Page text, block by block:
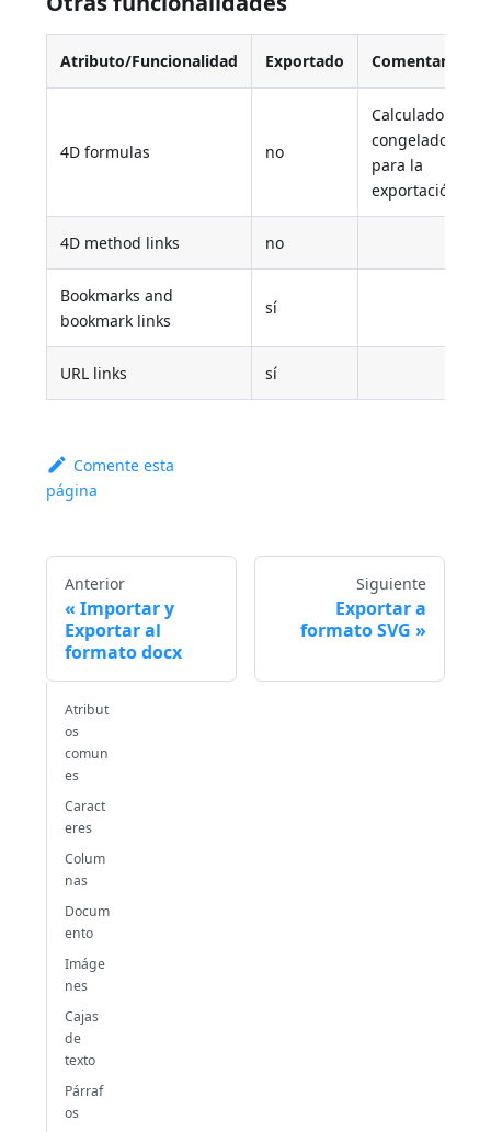
Atributo/Funcionalidad Exportado Comentario
4D formulas no
Calculado y
congelado
para la
exportación
4D method links no
Bookmarks and
bookmark links
sí
URL links sí
Comente esta
página
Anterior
Importar y
Exportar al
formato docx
Siguiente
Exportar a
formato SVG
Atribut
os
comun
es
Caract
eres
Colum
nas
Docum
ento
Imáge
nes
Cajas
de
texto
Párraf
os